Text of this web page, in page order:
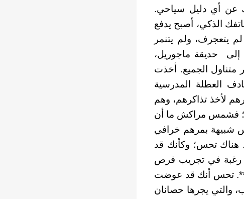
عن أي دليل سياحي.
الذكي، أصبح يدفع
يتعجرف، ولم يتنمر
حديقة ماجوريل،
الجميع. أخذت
العطلة المدرسية
لأخذ تذاكرهم، وهم
فشمس مراكش ما أن
شبيهة بمرهم خرافي
هناك تحس؛ وكأنك قد
رغبة في تجريب فرص
تحس أنك قد عوضت
والتي يجرها حصانان